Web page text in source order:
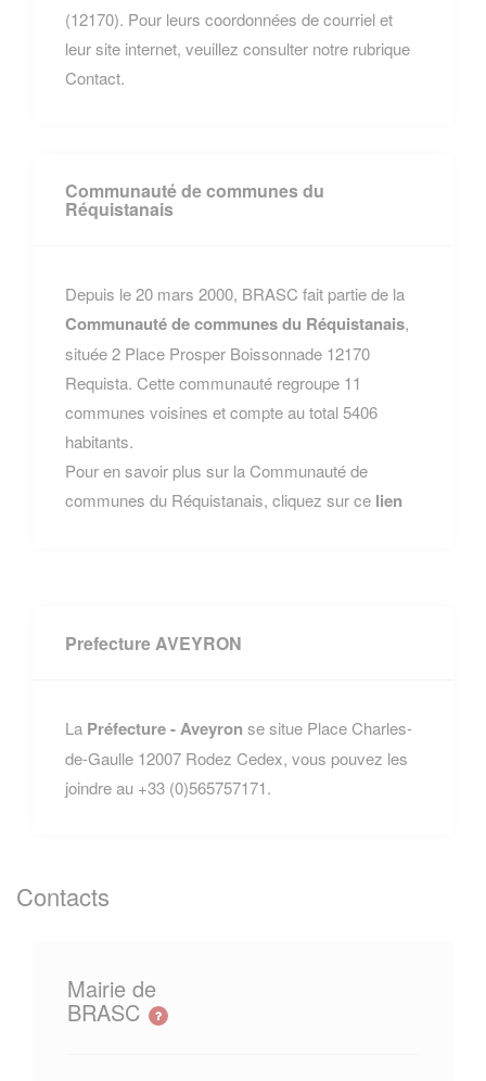
(12170). Pour leurs coordonnées de courriel et
leur site internet, veuillez consulter notre rubrique
Contact.
Communauté de communes du
Réquistanais
Depuis le 20 mars 2000, BRASC fait partie de la
Communauté de communes du Réquistanais,
située 2 Place Prosper Boissonnade 12170
Requista. Cette communauté regroupe 11
communes voisines et compte au total 5406
habitants.
Pour en savoir plus sur la Communauté de
communes du Réquistanais, cliquez sur ce lien
Prefecture AVEYRON
La Préfecture - Aveyron se situe Place Charles-
de-Gaulle 12007 Rodez Cedex, vous pouvez les
joindre au +33 (0)565757171.
Contacts
Mairie de
BRASC